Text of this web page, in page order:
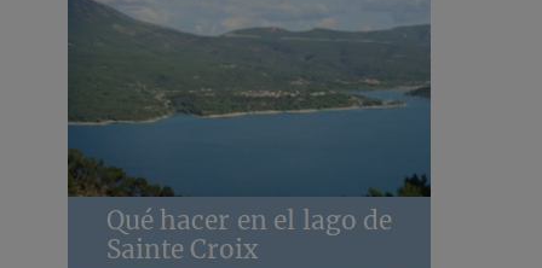
Qué hacer en el lago de
Sainte Croix